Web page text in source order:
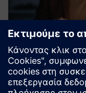
Gridscale X
Επιταχύνετε την